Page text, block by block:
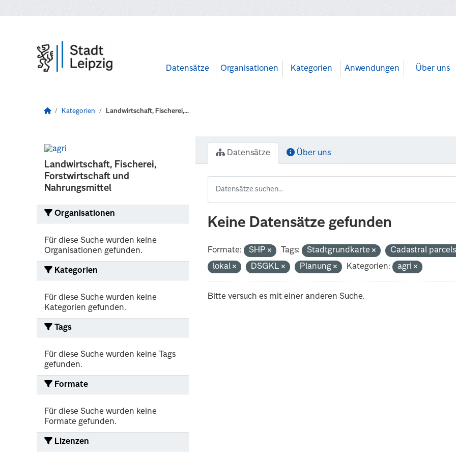
Datensätze Organisationen Kategorien Anwendungen Über uns
Kategorien Landwirtschaft, Fischerei,...
Landwirtschaft, Fischerei,
Forstwirtschaft und
Nahrungsmittel
Organisationen
Für diese Suche wurden keine
Organisationen gefunden.
Kategorien
Für diese Suche wurden keine
Kategorien gefunden.
Tags
Für diese Suche wurden keine Tags
gefunden.
Formate
Für diese Suche wurden keine
Formate gefunden.
Lizenzen
Datensätze Über uns
Keine Datensätze gefunden
Formate: SHP Tags: Stadtgrundkarte
Cadastral
lokal
DSGKL Planung Kategorien: agri
Bitte versuch es mit einer anderen Suche.